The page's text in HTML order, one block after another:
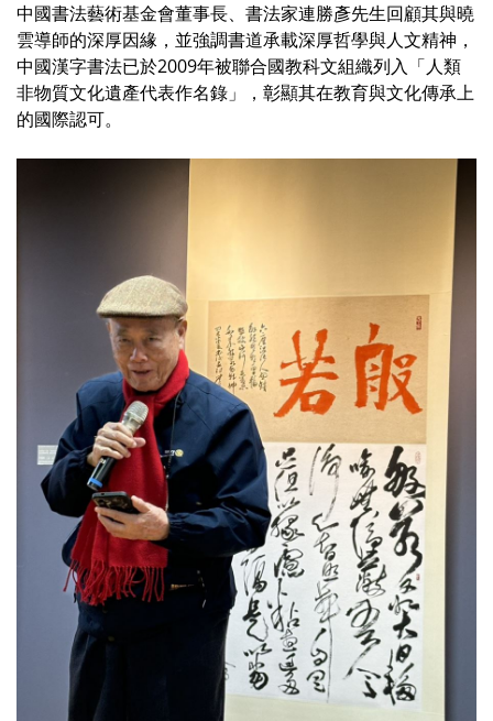
中國書法藝術基金會董事長、書法家連勝彥先生回顧其與曉
雲導師的深厚因緣，並強調書道承載深厚哲學與人文精神，
中國漢字書法已於2009年被聯合國教科文組織列入「人類
非物質文化遺產代表作名錄」，彰顯其在教育與文化傳承上
的國際認可。